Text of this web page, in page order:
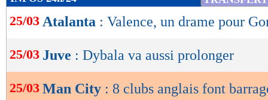
de
lecture
OK
25/03 Atalanta : Valence, un drame pour
25/03 Juve : Dybala va aussi prolonger
25/03 Man City : 8 clubs anglais font